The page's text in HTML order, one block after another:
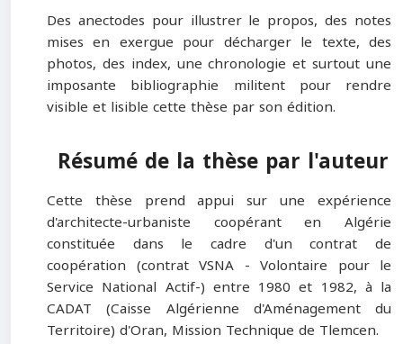
Des anectodes pour illustrer le propos, des notes
mises en exergue pour décharger le texte, des
photos, des index, une chronologie et surtout une
imposante bibliographie militent pour rendre
visible et lisible cette thèse par son édition.
Résumé de la thèse par l'auteur
Cette thèse prend appui sur une expérience
d'architecte-urbaniste coopérant en Algérie
constituée dans le cadre d'un contrat de
coopération (contrat VSNA - Volontaire pour le
Service National Actif-) entre 1980 et 1982, à la
CADAT (Caisse Algérienne d'Aménagement du
Territoire) d'Oran, Mission Technique de Tlemcen.